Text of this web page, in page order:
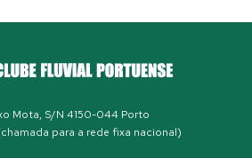
Mota, S/N 4150-044 Porto
para a rede fixa nacional)